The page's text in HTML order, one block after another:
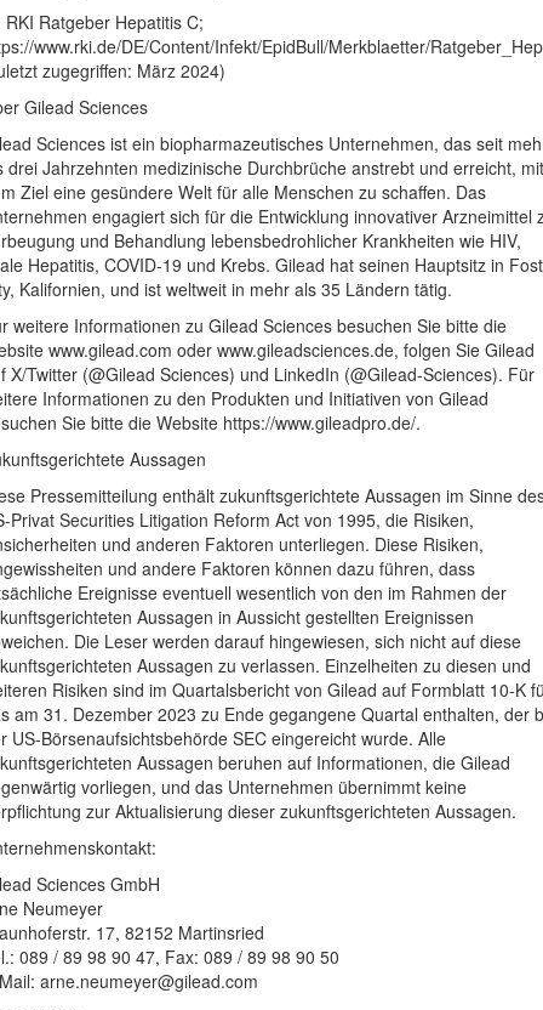
RKI Ratgeber Hepatitis C;
www.rki.de/DE/Content/Infekt/EpidBull/Merkblaetter/
zugegriffen: März 2024)
Gilead Sciences
Sciences ist ein biopharmazeutisches Unternehmen, das seit
drei Jahrzehnten medizinische Durchbrüche anstrebt und erreicht, mit
Ziel eine gesündere Welt für alle Menschen zu schaffen. Das
engagiert sich für die Entwicklung innovativer Arzneimittel
und Behandlung lebensbedrohlicher Krankheiten wie HIV,
Hepatitis, COVID-19 und Krebs. Gilead hat seinen Hauptsitz in
Kalifornien, und ist weltweit in mehr als 35 Ländern tätig.
weitere Informationen zu Gilead Sciences besuchen Sie bitte die
www.gilead.com oder www.gileadsciences.de, folgen Sie Gilead
X/Twitter (@Gilead Sciences) und LinkedIn (@Gilead-Sciences). Für
Informationen zu den Produkten und Initiativen von Gilead
Sie bitte die Website https://www.gileadpro.de/.
Aussagen
Pressemitteilung enthält zukunftsgerichtete Aussagen im Sinne
Privat Securities Litigation Reform Act von 1995, die Risiken,
und anderen Faktoren unterliegen. Diese Risiken,
und andere Faktoren können dazu führen, dass
Ereignisse eventuell wesentlich von den im Rahmen der
Aussagen in Aussicht gestellten Ereignissen
Die Leser werden darauf hingewiesen, sich nicht auf diese
Aussagen zu verlassen. Einzelheiten zu diesen und
Risiken sind im Quartalsbericht von Gilead auf Formblatt 10-K
am 31. Dezember 2023 zu Ende gegangene Quartal enthalten, der
US-Börsenaufsichtsbehörde SEC eingereicht wurde. Alle
Aussagen beruhen auf Informationen, die Gilead
vorliegen, und das Unternehmen übernimmt keine
zur Aktualisierung dieser zukunftsgerichteten Aussagen.
Sciences GmbH
Neumeyer
17, 82152 Martinsried
089 / 89 98 90 47, Fax: 089 / 89 98 90 50
arne.neumeyer@gilead.com